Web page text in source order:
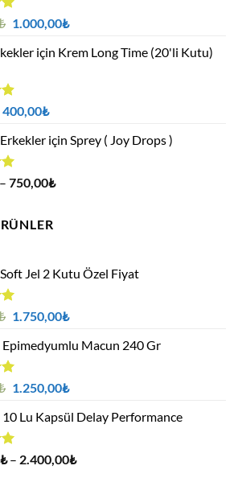
Orijinal
1.380,00₺.
1.000,00₺Şu
fiyat:
için Krem Long Time (20'li Kutu)
Orijinal
500,00₺.
400,00₺Şu
fiyat:
için Sprey ( Joy Drops )
– 750,00₺Fiyat
Jel 2 Kutu Özel Fiyat
Orijinal
2.500,00₺.
1.750,00₺Şu
fiyat:Macun 240 Gr
Orijinal
1.500,00₺.
1.250,00₺Şu
fiyat:
Lu Kapsül Delay Performance
₺ – 2.400,00₺Fiyat